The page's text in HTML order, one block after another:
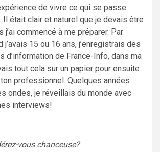
de vivre ce qui se passe
Il était clair et naturel que je devais être
j’ai commencé à me préparer. Par
j’avais 15 ou 16 ans, j’enregistrais des
d’information de France-Info, dans ma
tout cela sur un papier pour ensuite
professionnel. Quelques années
ondes, je réveillais du monde avec
interviews!
vous chanceuse?